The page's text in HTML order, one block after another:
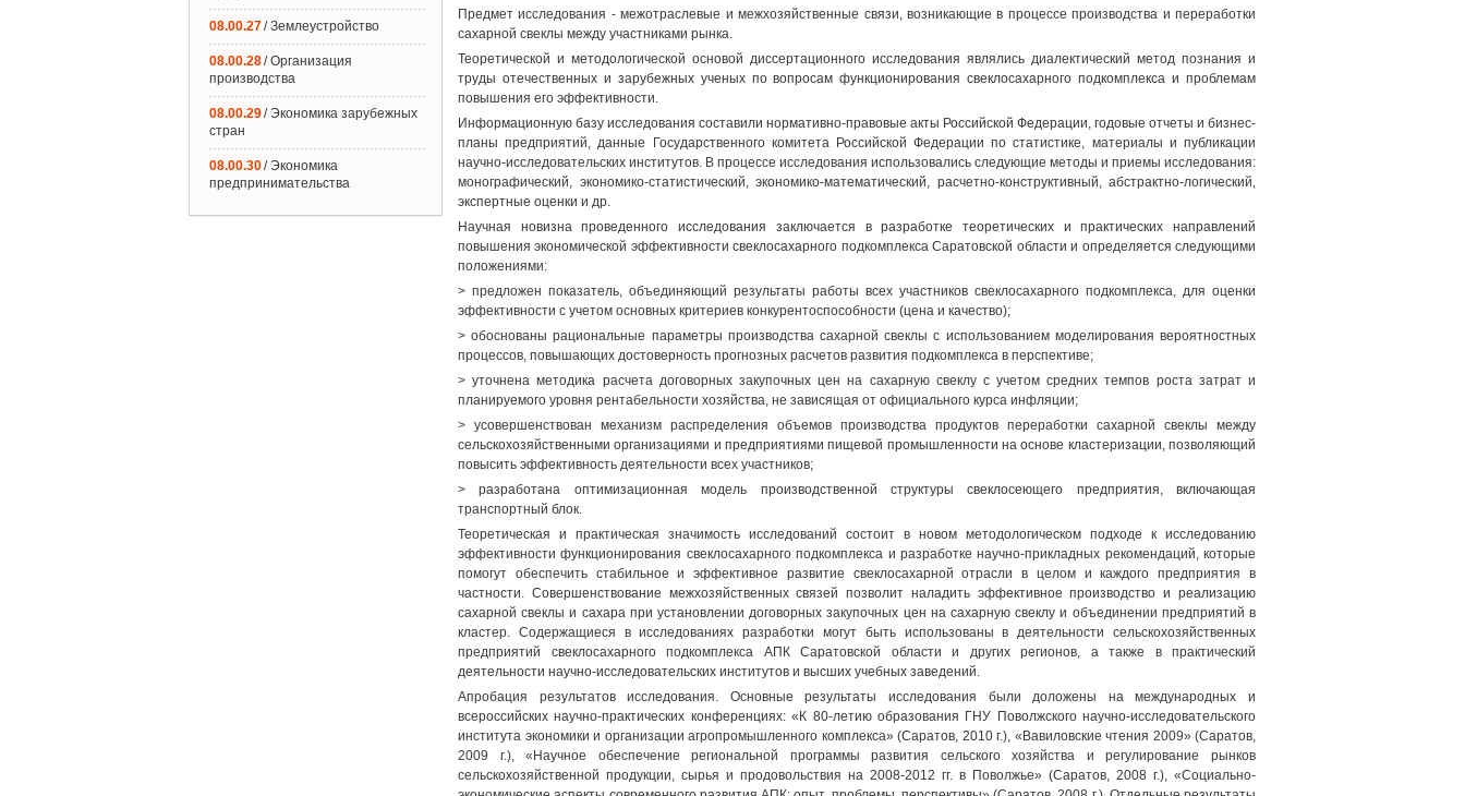
Предмет исследования - межотраслевые и межхозяйственные связи, возникающие в процессе производства и переработки
сахарной свеклы между участниками рынка.
Теоретической и методологической основой диссертационного исследования являлись диалектический метод познания и
труды отечественных и зарубежных ученых по вопросам функционирования свеклосахарного подкомплекса и проблемам
повышения его эффективности.
Информационную базу исследования составили нормативно-правовые акты Российской Федерации, годовые отчеты и бизнес-
планы предприятий, данные Государственного комитета Российской Федерации по статистике, материалы и публикации
научно-исследовательских институтов. В процессе исследования использовались следующие методы и приемы исследования:
монографический, экономико-статистический, экономико-математический, расчетно-конструктивный, абстрактно-логический,
экспертные оценки и др.
Научная новизна проведенного исследования заключается в разработке теоретических и практических направлений
повышения экономической эффективности свеклосахарного подкомплекса Саратовской области и определяется следующими
положениями:
> предложен показатель, объединяющий результаты работы всех участников свеклосахарного подкомплекса, для оценки
эффективности с учетом основных критериев конкурентоспособности (цена и качество);
> обоснованы рациональные параметры производства сахарной свеклы с использованием моделирования вероятностных
процессов, повышающих достоверность прогнозных расчетов развития подкомплекса в перспективе;
> уточнена методика расчета договорных закупочных цен на сахарную свеклу с учетом средних темпов роста затрат и
планируемого уровня рентабельности хозяйства, не зависящая от официального курса инфляции;
> усовершенствован механизм распределения объемов производства продуктов переработки сахарной свеклы между
сельскохозяйственными организациями и предприятиями пищевой промышленности на основе кластеризации, позволяющий
повысить эффективность деятельности всех участников;
> разработана оптимизационная модель производственной структуры свеклосеющего предприятия, включающая
транспортный блок.
Теоретическая и практическая значимость исследований состоит в новом методологическом подходе к исследованию
эффективности функционирования свеклосахарного подкомплекса и разработке научно-прикладных рекомендаций, которые
помогут обеспечить стабильное и эффективное развитие свеклосахарной отрасли в целом и каждого предприятия в
частности. Совершенствование межхозяйственных связей позволит наладить эффективное производство и реализацию
сахарной свеклы и сахара при установлении договорных закупочных цен на сахарную свеклу и объединении предприятий в
кластер. Содержащиеся в исследованиях разработки могут быть использованы в деятельности сельскохозяйственных
предприятий свеклосахарного подкомплекса АПК Саратовской области и других регионов, а также в практический
деятельности научно-исследовательских институтов и высших учебных заведений.
Апробация результатов исследования. Основные результаты исследования были доложены на международных и
всероссийских научно-практических конференциях: «К 80-летию образования ГНУ Поволжского научно-исследовательского
института экономики и организации агропромышленного комплекса» (Саратов, 2010 г.), «Вавиловские чтения 2009» (Саратов,
2009 г.), «Научное обеспечение региональной программы развития сельского хозяйства и регулирование рынков
сельскохозяйственной продукции, сырья и продовольствия на 2008-2012 гг. в Поволжье» (Саратов, 2008 г.), «Социально-
08.00.27/ Землеустройство
08.00.28/ Организация
производства
08.00.29/ Экономика зарубежных
стран
08.00.30/ Экономика
предпринимательства